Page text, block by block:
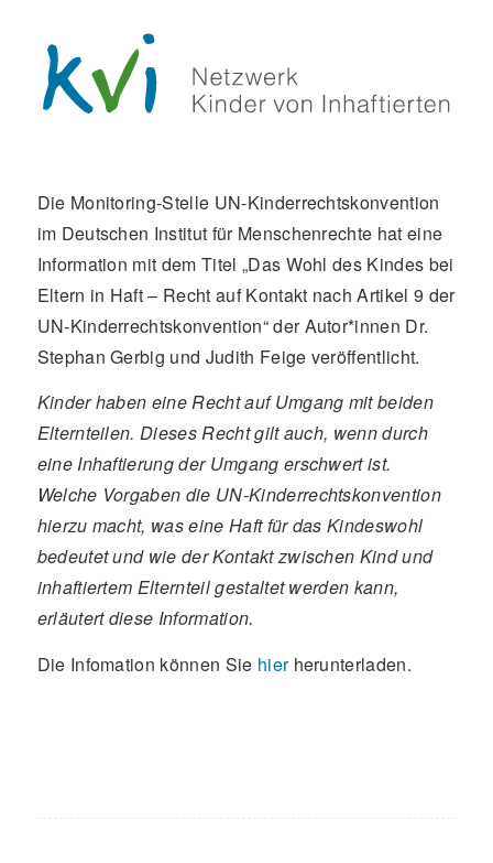
Die Monitoring-Stelle UN-Kinderrechtskonvention
im Deutschen Institut für Menschenrechte hat eine
Information mit dem Titel „Das Wohl des Kindes bei
Eltern in Haft – Recht auf Kontakt nach Artikel 9 der
UN-Kinderrechtskonvention“ der Autor*innen Dr.
Stephan Gerbig und Judith Feige veröffentlicht.
Kinder haben eine Recht auf Umgang mit beiden
Elternteilen. Dieses Recht gilt auch, wenn durch
eine Inhaftierung der Umgang erschwert ist.
Welche Vorgaben die UN-Kinderrechtskonvention
hierzu macht, was eine Haft für das Kindeswohl
bedeutet und wie der Kontakt zwischen Kind und
inhaftiertem Elternteil gestaltet werden kann,
erläutert diese Information.
Die Infomation können Sie hierherunterladen.